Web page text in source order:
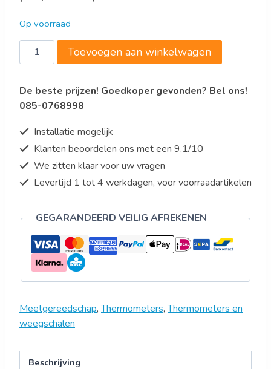
was:
€41,25.€24,75.
Op voorraad
Saro
Digitale
model
4749
Toevoegen aan winkelwagen
De beste prijzen! Goedkoper gevonden? Bel ons!
085-0768998
Installatie mogelijk
Klanten beoordelen ons met een 9.1/10
We zitten klaar voor uw vragen
Levertijd 1 tot 4 werkdagen, voor voorraadartikelen
GEGARANDEERD VEILIG AFREKENEN
Meetgereedschap,Thermometers,Thermometers en
weegschalen
Beschrijving